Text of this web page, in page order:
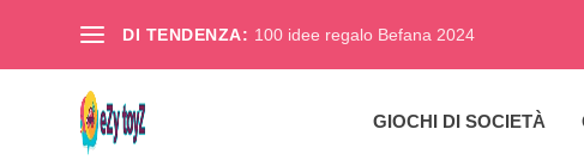
DI TENDENZA: 100 idee regalo Befana 2024
GIOCHI DI SOCIETÀ